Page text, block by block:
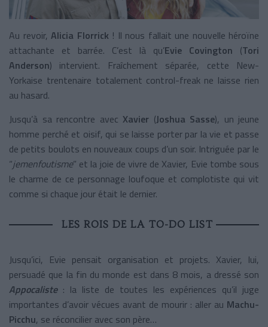
Au revoir, Alicia Florrick ! Il nous fallait une nouvelle héroïne
attachante et barrée. C’est là qu’Evie Covington (Tori
Anderson) intervient. Fraîchement séparée, cette New-
Yorkaise trentenaire totalement control-freak ne laisse rien
au hasard.
Jusqu’à sa rencontre avec Xavier (Joshua Sasse), un jeune
homme perché et oisif, qui se laisse porter par la vie et passe
de petits boulots en nouveaux coups d’un soir. Intriguée par le
“jemenfoutisme” et la joie de vivre de Xavier, Evie tombe sous
le charme de ce personnage loufoque et complotiste qui vit
comme si chaque jour était le dernier.
LES ROIS DE LA TO-DO LIST
Jusqu’ici, Evie pensait organisation et projets. Xavier, lui,
persuadé que la fin du monde est dans 8 mois, a dressé son
Appocaliste : la liste de toutes les expériences qu’il juge
importantes d’avoir vécues avant de mourir : aller au Machu-
Picchu, se réconcilier avec son père…